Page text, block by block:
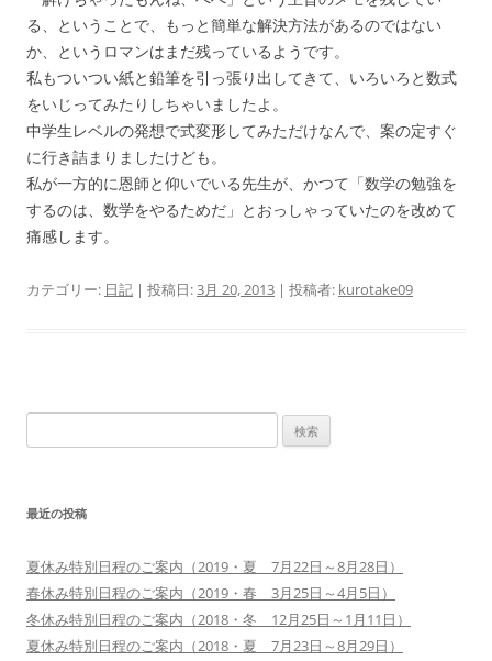
る、ということで、もっと簡単な解決方法があるのではない
か、というロマンはまだ残っているようです。
私もついつい紙と鉛筆を引っ張り出してきて、いろいろと数式
をいじってみたりしちゃいましたよ。
中学生レベルの発想で式変形してみただけなんで、案の定すぐ
に行き詰まりましたけども。
私が一方的に恩師と仰いでいる先生が、かつて「数学の勉強を
するのは、数学をやるためだ」とおっしゃっていたのを改めて
痛感します。
カテゴリー: 日記 | 投稿日:3月 20, 2013 | 投稿者: kurotake09
索:
最近の投稿
夏休み特別日程のご案内（2019・夏 7月22日～8月28日）
春休み特別日程のご案内（2019・春 3月25日～4月5日）
冬休み特別日程のご案内（2018・冬 12月25日～1月11日）
夏休み特別日程のご案内（2018・夏 7月23日～8月29日）